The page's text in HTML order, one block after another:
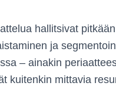
hallitsivat
ja
– ainakin
kuitenkin mittavia